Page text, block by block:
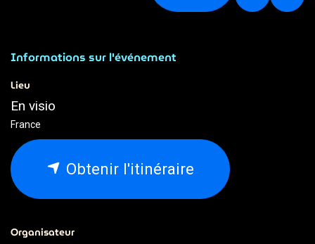
Informations sur l'événement
Lieu
En visio
France
Obtenir l'itinéraire
Organisateur